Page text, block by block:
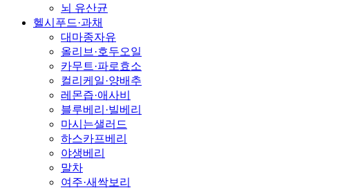
뇌 유산균
헬시푸드·과채
대마종자유
올리브·호두오일
카무트·파로효소
컬리케일·양배추
레몬즙·애사비
블루베리·빌베리
마시는샐러드
하스카프베리
야생베리
말차
여주·새싹보리